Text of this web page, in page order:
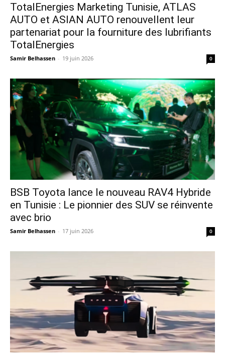
TotalEnergies Marketing Tunisie, ATLAS
AUTO et ASIAN AUTO renouvellent leur
partenariat pour la fourniture des lubrifiants
TotalEnergies
Samir Belhassen - 19 juin 2026 0
​BSB Toyota lance le nouveau RAV4 Hybride
en Tunisie : Le pionnier des SUV se réinvente
avec brio
Samir Belhassen - 17 juin 2026 0